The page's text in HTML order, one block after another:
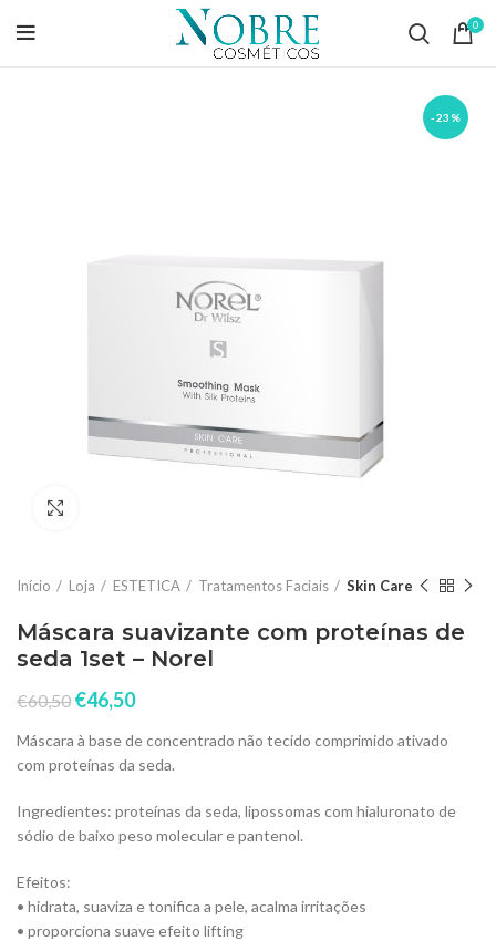
0
-23%
Início Loja ESTETICA Tratamentos Faciais Skin Care
Máscara suavizante com proteínas de
seda 1set – Norel
€60,50 €46,50
Máscara à base de concentrado não tecido comprimido ativado
com proteínas da seda.
Ingredientes: proteínas da seda, lipossomas com hialuronato de
sódio de baixo peso molecular e pantenol.
Efeitos:
• hidrata, suaviza e tonifica a pele, acalma irritações
• proporciona suave efeito lifting